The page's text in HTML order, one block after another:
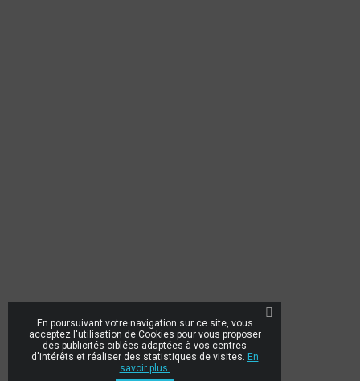
En poursuivant votre navigation sur ce site, vous
acceptez l'utilisation de Cookies pour vous proposer
des publicités ciblées adaptées à vos centres
d'intérêts et réaliser des statistiques de visites. En
savoir plus.